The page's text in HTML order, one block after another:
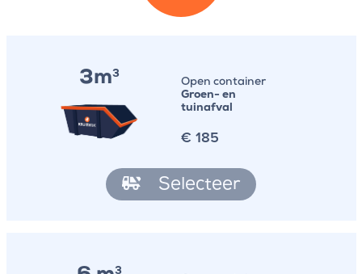
3m3
Open container
Groen- en
tuinafval
€ 185
Selecteer